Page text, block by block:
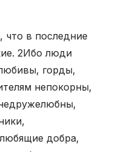
что в последние
2Ибо люди
горды,
непокорны,
добра,